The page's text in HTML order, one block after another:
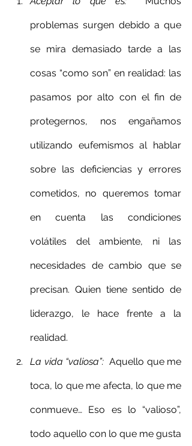
problemas surgen debido a que
se mira demasiado tarde a las
cosas “como son” en realidad: las
pasamos por alto con el fin de
protegernos, nos engañamos
utilizando eufemismos al hablar
sobre las deficiencias y errores
cometidos, no queremos tomar
en cuenta las condiciones
volátiles del ambiente, ni las
necesidades de cambio que se
precisan. Quien tiene sentido de
liderazgo, le hace frente a la
realidad.
La vida “valiosa”: Aquello que me
toca, lo que me afecta, lo que me
conmueve… Eso es lo “valioso”,
todo aquello con lo que me gusta